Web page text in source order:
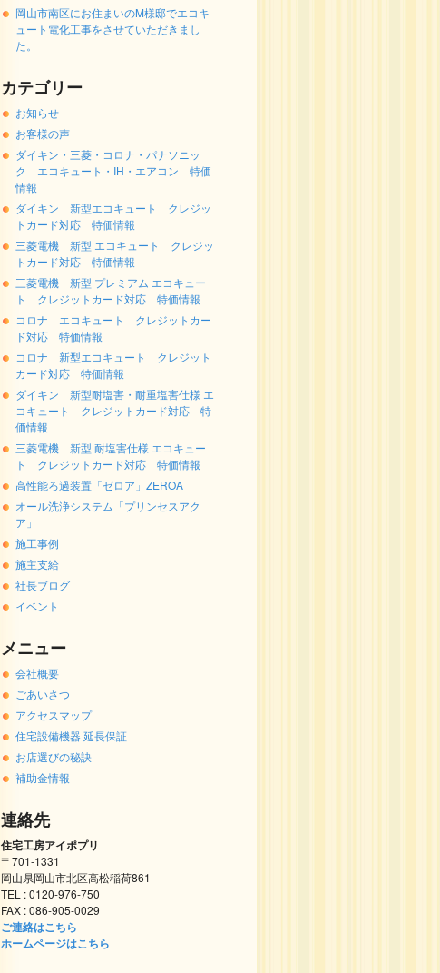
岡山市南区にお住まいのM様邸でエコキ
ュート電化工事をさせていただきまし
た。
カテゴリー
お知らせ
お客様の声
ダイキン・三菱・コロナ・パナソニッ
ク エコキュート・IH・エアコン 特価
情報
ダイキン 新型エコキュート クレジッ
トカード対応 特価情報
三菱電機 新型 エコキュート クレジッ
トカード対応 特価情報
三菱電機 新型 プレミアム エコキュー
ト クレジットカード対応 特価情報
コロナ エコキュート クレジットカー
ド対応 特価情報
コロナ 新型エコキュート クレジット
カード対応 特価情報
ダイキン 新型耐塩害・耐重塩害仕様 エ
コキュート クレジットカード対応 特
価情報
三菱電機 新型 耐塩害仕様 エコキュー
ト クレジットカード対応 特価情報
高性能ろ過装置「ゼロア」ZEROA
オール洗浄システム「プリンセスアク
ア」
施工事例
施主支給
社長ブログ
イベント
メニュー
会社概要
ごあいさつ
アクセスマップ
住宅設備機器 延長保証
お店選びの秘訣
補助金情報
連絡先
住宅工房アイポプリ
〒701-1331
岡山県岡山市北区高松稲荷861
TEL : 0120-976-750
FAX : 086-905-0029
ご連絡はこちら
ホームページはこちら